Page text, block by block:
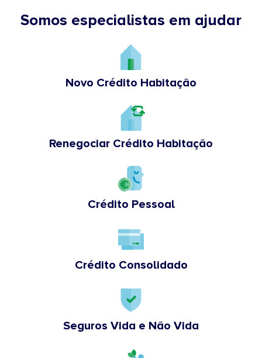
Somos especialistas em ajudar
Novo Crédito Habitação
Renegociar Crédito Habitação
Crédito Pessoal
Crédito Consolidado
Seguros Vida e Não Vida